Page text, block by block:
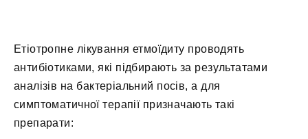
Етіотропне лікування етмоїдиту проводять
антибіотиками, які підбирають за результатами
аналізів на бактеріальний посів, а для
симптоматичної терапії призначають такі
препарати: